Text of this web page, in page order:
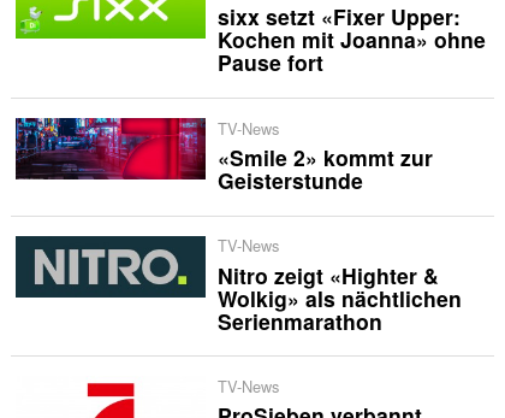
sixx setzt «Fixer Upper:
Kochen mit Joanna» ohne
Pause fort
TV-News
«Smile 2» kommt zur
Geisterstunde
TV-News
Nitro zeigt «Highter &
Wolkig» als nächtlichen
Serienmarathon
TV-News